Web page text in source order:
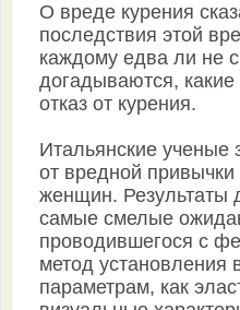
О вреде курения
последствия этой
каждому едва ли не
догадываются,
отказ от курения.
Итальянские ученые
от вредной
женщин. Результаты
самые смелые
проводившегося с
метод установления
параметрам, как